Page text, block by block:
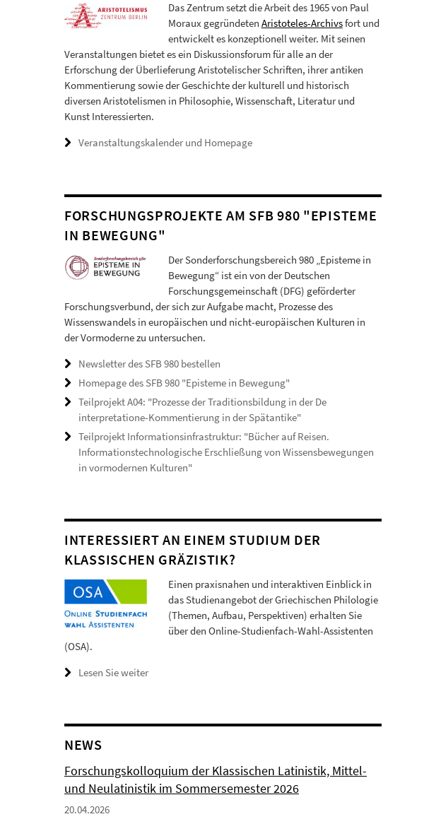
Das Zentrum setzt die Arbeit des 1965 von Paul
Moraux gegründeten Aristoteles-Archivsfort und
entwickelt es konzeptionell weiter. Mit seinen
Veranstaltungen bietet es ein Diskussionsforum für alle an der
Erforschung der Überlieferung Aristotelischer Schriften, ihrer antiken
Kommentierung sowie der Geschichte der kulturell und historisch
diversen Aristotelismen in Philosophie, Wissenschaft, Literatur und
Kunst Interessierten.
Veranstaltungskalender und Homepage
FORSCHUNGSPROJEKTE AM SFB 980 "EPISTEME
IN BEWEGUNG"
Der Sonderforschungsbereich 980 „Episteme in
Bewegung“ ist ein von der Deutschen
Forschungsgemeinschaft (DFG) geförderter
Forschungsverbund, der sich zur Aufgabe macht, Prozesse des
Wissenswandels in europäischen und nicht-europäischen Kulturen in
der Vormoderne zu untersuchen.
Newsletter des SFB 980 bestellen
Homepage des SFB 980 "Episteme in Bewegung"
Teilprojekt A04: "Prozesse der Traditionsbildung in der De
interpretatione-Kommentierung in der Spätantike"
Teilprojekt Informationsinfrastruktur: "Bücher auf Reisen.
Informationstechnologische Erschließung von Wissensbewegungen
in vormodernen Kulturen"
INTERESSIERT AN EINEM STUDIUM DER
KLASSISCHEN GRÄZISTIK?
Einen praxisnahen und interaktiven Einblick in
das Studienangebot der Griechischen Philologie
(Themen, Aufbau, Perspektiven) erhalten Sie
über den Online-Studienfach-Wahl-Assistenten
(OSA).
Lesen Sie weiter
NEWS
Forschungskolloquium der Klassischen Latinistik, Mittel-
und Neulatinistik im Sommersemester 2026
20.04.2026